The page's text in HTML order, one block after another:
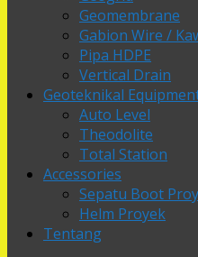
Geomembrane
Gabion Wire /
Pipa HDPE
Vertical Drain
Geoteknikal
Auto Level
Theodolite
Total Station
Accessories
Sepatu Boot
Helm Proyek
Tentang